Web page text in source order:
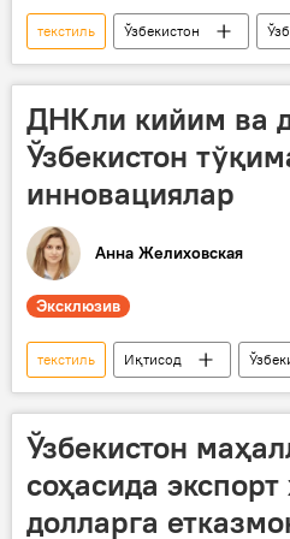
текстиль Ўзбекистон
Тошкент
ЎзЭкспоМарказ
ДНКли кийим ва
Ўзбекистон
инновациялар
Анна Желиховская
Эксклюзив
текстиль Иқтисод
Аналитика
Ўзбекистон
соҳасида
долларга